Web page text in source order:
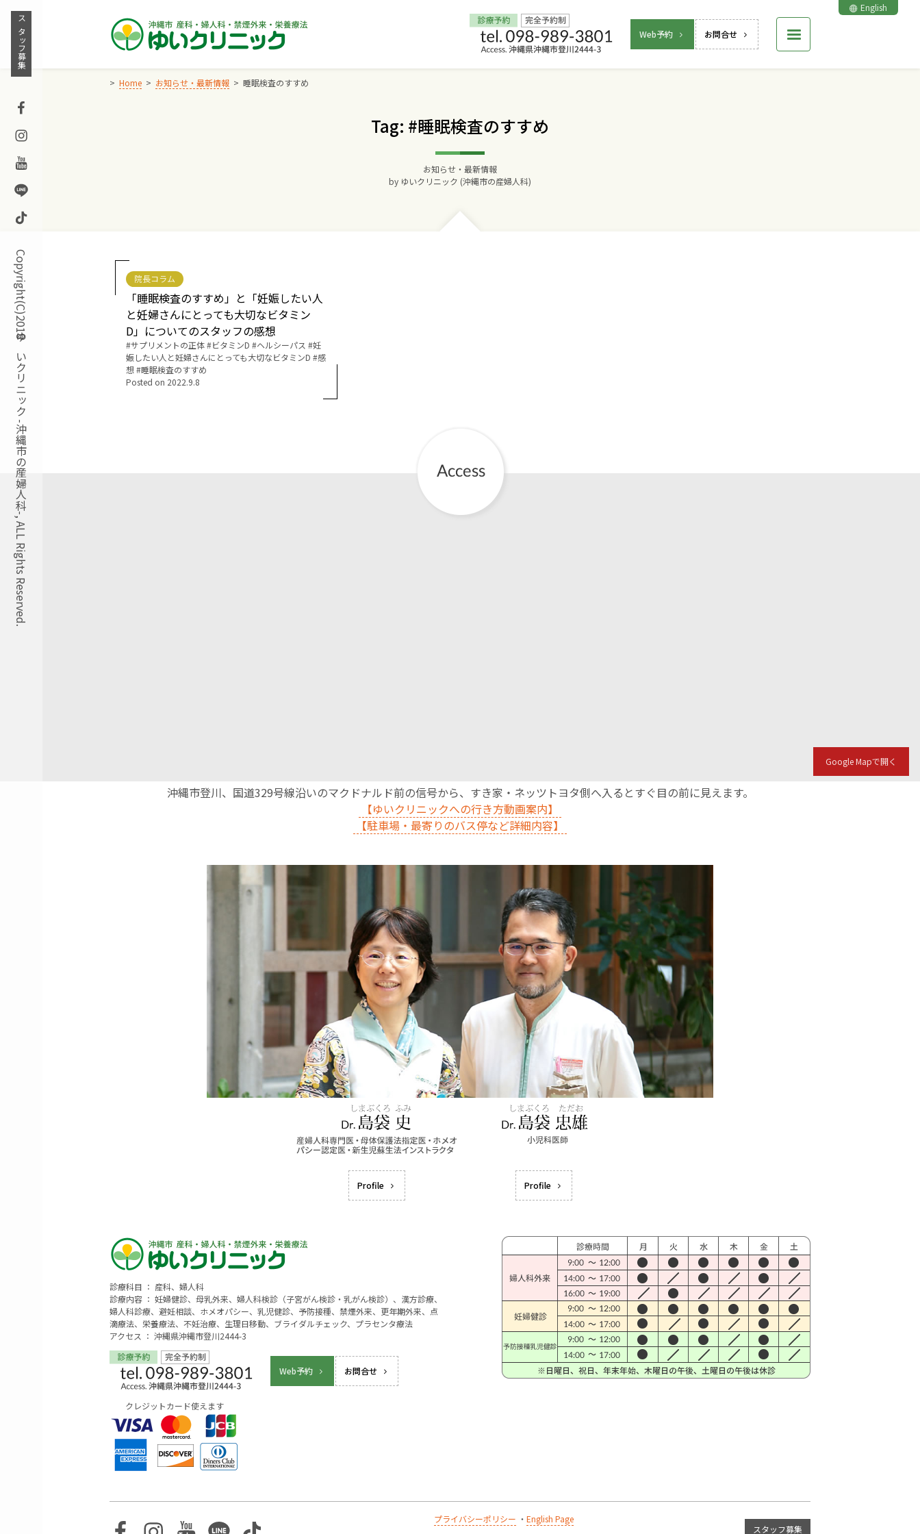
Skip
content
Web予約 お問合せ
English
スタッフ募集
Facebook
Instagram
Youtube
Line
TikTok
Copyright(C)2018ゆいクリニック -沖縄市の産婦人科-, ALL Rights Reserved.
Home お知らせ・最新情報 睡眠検査のすすめ
Tag: #睡眠検査のすすめ
お知らせ・最新情報
by ゆいクリニック (沖縄市の産婦人科)
院長コラム
「睡眠検査のすすめ」と「妊娠したい人
と妊婦さんにとっても大切なビタミン
D」についてのスタッフの感想
Tags:
サプリメントの正体 ビタミンD ヘルシーパス
妊
娠したい人と妊婦さんにとっても大切なビタミンD
感
想
睡眠検査のすすめ
Posted on 2022.9.8
Google Mapで開く
沖縄市登川、国道329号線沿いのマクドナルド前の信号から、すき家・ネッツトヨタ側へ入るとすぐ目の前に見えます。
【ゆいクリニックへの行き方動画案内】
【駐車場・最寄りのバス停など詳細内容】
Profile Profile
診療科目 ： 産科、婦人科
診療内容 ： 妊婦健診、母乳外来、婦人科検診（子宮がん検診・乳がん検診）、漢方診療、
婦人科診療、避妊相談、ホメオパシー、乳児健診、予防接種、禁煙外来、更年期外来、点
滴療法、栄養療法、不妊治療、生理日移動、ブライダルチェック、プラセンタ療法
アクセス ： 沖縄県沖縄市登川2444-3
Web予約 お問合せ
クレジットカード使えます
プライバシーポリシー ・ English Page
スタッフ募集
交通アクセス
院長からのごあいさつ
ゆいクリニックの経営理念
その他の診療内容